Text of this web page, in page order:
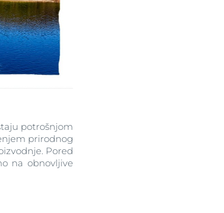
potrošnjom
prirodnog
Pored
na obnovljive